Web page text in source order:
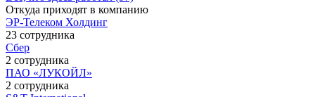
Откуда приходят в компанию
ЭР-Телеком Холдинг
23 сотрудника
Сбер
2 сотрудника
ПАО «ЛУКОЙЛ»
2 сотрудника